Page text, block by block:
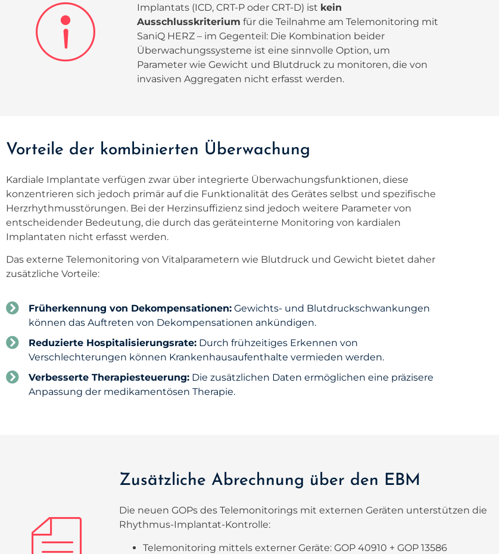
Implantats (ICD, CRT-P oder CRT-D) ist kein
Ausschlusskriterium für die Teilnahme am Telemonitoring mit
SaniQ HERZ – im Gegenteil: Die Kombination beider
Überwachungssysteme ist eine sinnvolle Option, um
Parameter wie Gewicht und Blutdruck zu monitoren, die von
invasiven Aggregaten nicht erfasst werden.
Vorteile der kombinierten Überwachung
Kardiale Implantate verfügen zwar über integrierte Überwachungsfunktionen, diese
konzentrieren sich jedoch primär auf die Funktionalität des Gerätes selbst und spezifische
Herzrhythmusstörungen. Bei der Herzinsuffizienz sind jedoch weitere Parameter von
entscheidender Bedeutung, die durch das geräteinterne Monitoring von kardialen
Implantaten nicht erfasst werden.
Das externe Telemonitoring von Vitalparametern wie Blutdruck und Gewicht bietet daher
zusätzliche Vorteile:
Früherkennung von Dekompensationen:Gewichts- und Blutdruckschwankungen
können das Auftreten von Dekompensationen ankündigen.
Reduzierte Hospitalisierungsrate:Durch frühzeitiges Erkennen von
Verschlechterungen können Krankenhausaufenthalte vermieden werden.
Verbesserte Therapiesteuerung:Die zusätzlichen Daten ermöglichen eine präzisere
Anpassung der medikamentösen Therapie.
Zusätzliche Abrechnung über den EBM
Die neuen GOPs des Telemonitorings mit externen Geräten unterstützen die
Rhythmus-Implantat-Kontrolle:
Telemonitoring mittels externer Geräte: GOP 40910 + GOP 13586